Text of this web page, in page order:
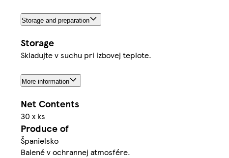
Storage and preparation
Storage
Skladujte v suchu pri izbovej teplote.
More information
Net Contents
30 x ks
Produce of
Španielsko
Balené v ochrannej atmosfére.